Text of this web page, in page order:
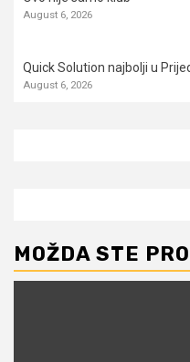
August 6, 2026
Quick Solution najbolji u
August 6, 2026
MOŽDA STE